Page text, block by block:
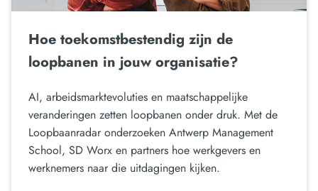
Hoe toekomstbestendig zijn de
loopbanen in jouw organisatie?
AI, arbeidsmarktevoluties en maatschappelijke
veranderingen zetten loopbanen onder druk. Met de
Loopbaanradar onderzoeken Antwerp Management
School, SD Worx en partners hoe werkgevers en
werknemers naar die uitdagingen kijken.